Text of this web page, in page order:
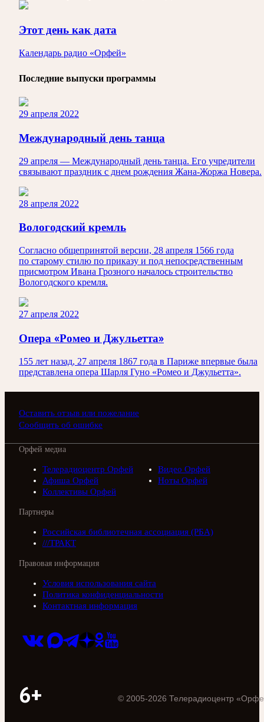
Этот день как дата
Календарь радио «Орфей»
Последние выпуски программы
29 апреля 2022
Международный день танца
29 апреля — Международный день танца. Его учредители
связывают праздник с днем рождения Жана-Жоржа Новера.
28 апреля 2022
Вологодский кремль
Согласно общепринятой версии, 28 апреля 1566 года
по старому стилю по приказу и под непосредственным
присмотром Ивана Грозного началось строительство
Вологодского кремля.
27 апреля 2022
Опера «Ромео и Джульетта»
155 лет назад, 27 апреля 1867 года в Париже впервые была
представлена опера Шарля Гуно «Ромео и Джульетта».
Оставить отзыв или пожелание
Сообщить об ошибке
Орфей медиа
Телерадиоцентр Орфей
Видео Орфей
Афиша Орфей
Ноты Орфей
Коллективы Орфей
Партнеры
Российская библиотечная ассоциация (РБА)
///ТРАКТ
Правовая информация
Условия использования сайта
Политика конфиденциальности
Контактная информация
6+ © 2005-2026 Телерадиоцентр